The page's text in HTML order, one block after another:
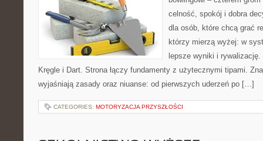
celność, spokój i dobra
dla osób, które chcą grać
którzy mierzą wyżej: w
lepsze wyniki i
Kręgle i Dart. Strona łączy fundamenty z użytecznymi tipami.
wyjaśniają zasady oraz niuanse: od pierwszych uderzeń po […]
CATEGORIES: MOTORYZACJA PRZYSZŁOŚCI